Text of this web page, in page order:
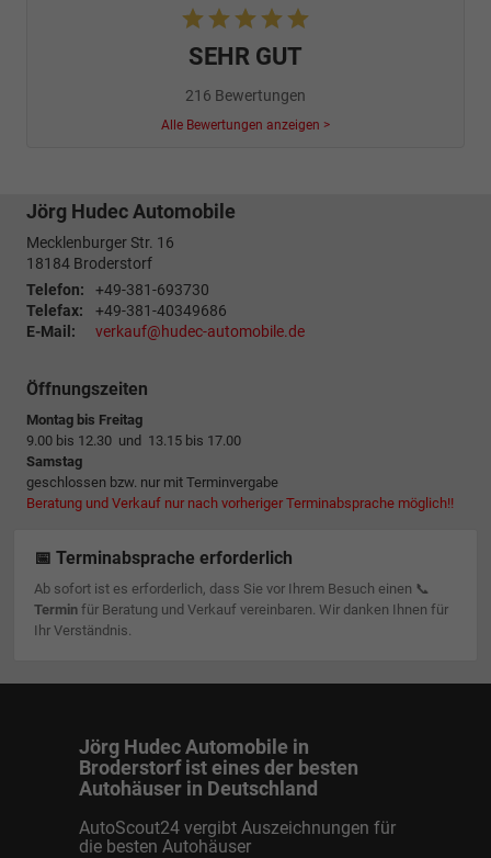
SEHR GUT
216 Bewertungen
Alle Bewertungen anzeigen >
Jörg Hudec Automobile
Mecklenburger Str. 16
18184 Broderstorf
Telefon:
+49-381-693730
Telefax:
+49-381-40349686
E-Mail:
verkauf@hudec-automobile.de
Öffnungszeiten
Montag bis Freitag
9.00 bis 12.30 und 13.15 bis 17.00
Samstag
geschlossen bzw. nur mit Terminvergabe
Beratung und Verkauf nur nach vorheriger Terminabsprache möglich!!
📅 Terminabsprache erforderlich
Ab sofort ist es erforderlich, dass Sie vor Ihrem Besuch einen 📞
Terminfür Beratung und Verkauf vereinbaren. Wir danken Ihnen für
Ihr Verständnis.
Jörg Hudec Automobile in
Broderstorf ist eines der besten
Autohäuser in Deutschland
AutoScout24 vergibt Auszeichnungen für
die besten Autohäuser